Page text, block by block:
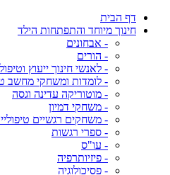
דף הבית
חינוך מיוחד והתפתחות הילד
- אבחונים
- הורים
- לאנשי חינוך ייעוץ וטיפול
- לומדות ומשחקי מחשב
- מוטוריקה עדינה וגסה
- משחקי דמיון
- משחקים רגשיים
- ספרי רגשות
- עו"ס
- פיזיותרפיה
- פסיכולוגיה